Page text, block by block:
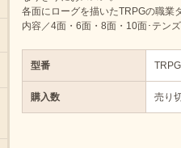
各面にローグを描いたTRPGの職業
内容／4面・6面・8面・10面･テン
型番
購入数 売り